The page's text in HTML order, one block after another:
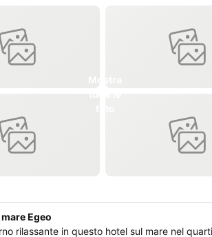
Egeo
rilassante in questo hotel sul mare nel